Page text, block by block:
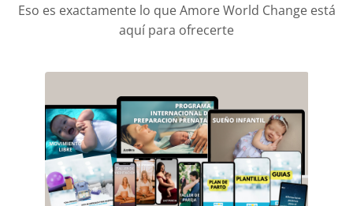
Eso es exactamente lo que Amore World Change está
aquí para ofrecerte